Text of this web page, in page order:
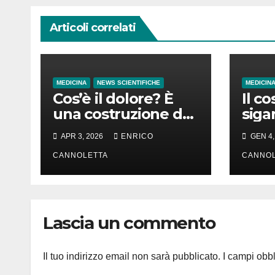
Articoli correlati
MEDICINA NEWS SCIENTIFICHE
Cos’è il dolore? È
una costruzione del
cervello
APR 3, 2026 ENRICO
CANNOLETTA
MEDICINA
Il
in
inGEN
Lascia un commento
Il tuo indirizzo email non sarà pubblicato. I campi